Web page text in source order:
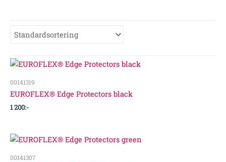
00141319
EUROFLEX® Edge Protectors black
1 200:-
00141307